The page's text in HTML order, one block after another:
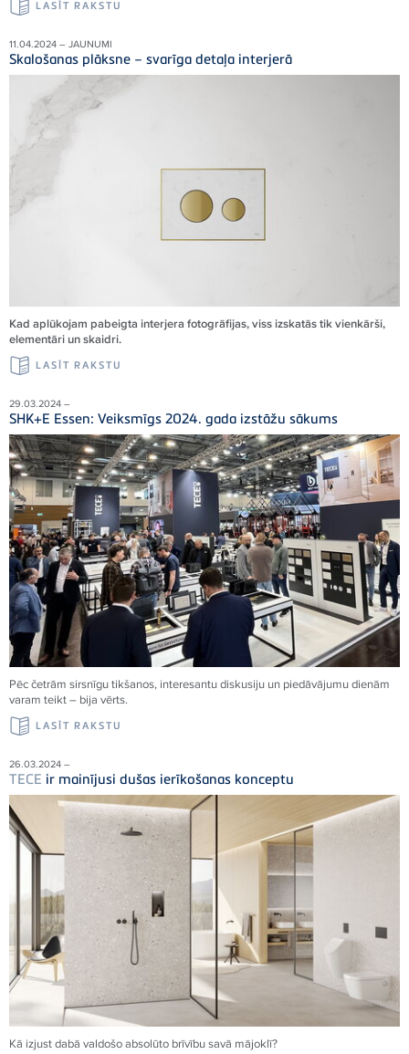
LASĪT RAKSTU
11.04.2024 – JAUNUMI
Skalošanas plāksne – svarīga detaļa interjerā
Kad aplūkojam pabeigta interjera fotogrāfijas, viss izskatās tik vienkārši,
elementāri un skaidri.
LASĪT RAKSTU
29.03.2024 –
SHK+E Essen: Veiksmīgs 2024. gada izstāžu sākums
Pēc četrām sirsnīgu tikšanos, interesantu diskusiju un piedāvājumu dienām
varam teikt – bija vērts.
LASĪT RAKSTU
26.03.2024 –
TECE ir mainījusi dušas ierīkošanas konceptu
Kā izjust dabā valdošo absolūto brīvību savā mājoklī?